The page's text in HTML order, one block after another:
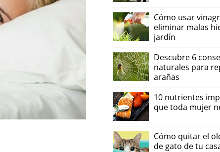
Cómo usar
eliminar malas
jardín
Descubre 6
naturales para
arañas
10 nutrientes
que toda mujer
Cómo quitar el
de gato de tu